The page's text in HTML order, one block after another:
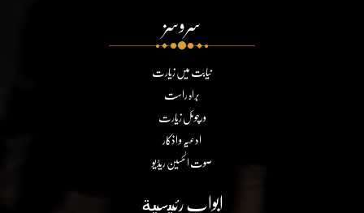
سروسز
نیابت میں زیارت
براہ راست
ورچوئل زیارت
ادعیہ و اذکار
صوت الحسین ریڈیو
ابواب رئيسية